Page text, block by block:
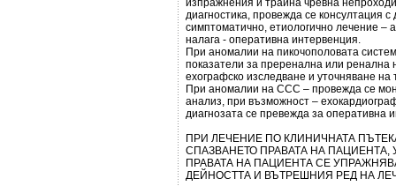
изпражнения и трайна чревна
диагностика, провежда се консултация
симптоматично, етиологично лечение –
налага - оперативна интервенция.
При аномалии на пикочополовата
показатели за преренална или ренална
ехографско изследване и уточняване на
При аномалии на ССС – провежда се
анализ, при възможност –
диагнозата се превежда за оперативна
ПРИ ЛЕЧЕНИЕ ПО КЛИНИЧНАТА
СПАЗВАНЕТО ПРАВАТА НА ПАЦИЕНТА,
ПРАВАТА НА ПАЦИЕНТА СЕ
ДЕЙНОСТТА И ВЪТРЕШНИЯ РЕД НА